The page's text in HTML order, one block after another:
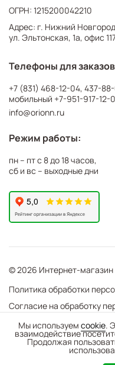
Мы используем cookie.
взаимодействие
Продолжая
- +
ОГРН: 1215200042210
Адрес: г. Нижний
ул. Эльтонская, 1а, офис
Телефоны для
+7 (831) 468-12-04, 437-
мобильный +7-951-917-12-
info@orionn.ru
Режим работы:
пн – пт с 8 до 18 часов,
сб и вс – выходные дни
© 2026 Интернет-магазин
Политика обработки
Согласие на обработку
Web Механика
- создание интернет-